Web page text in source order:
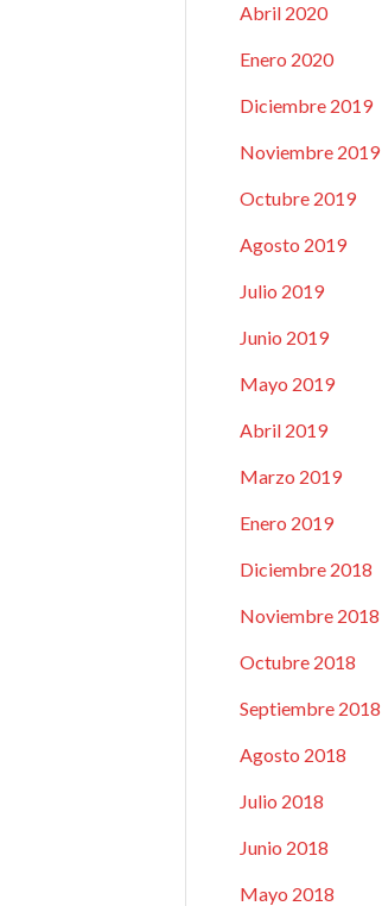
Abril 2020
Enero 2020
Diciembre 2019
Noviembre 2019
Octubre 2019
Agosto 2019
Julio 2019
Junio 2019
Mayo 2019
Abril 2019
Marzo 2019
Enero 2019
Diciembre 2018
Noviembre 2018
Octubre 2018
Septiembre 2018
Agosto 2018
Julio 2018
Junio 2018
Mayo 2018